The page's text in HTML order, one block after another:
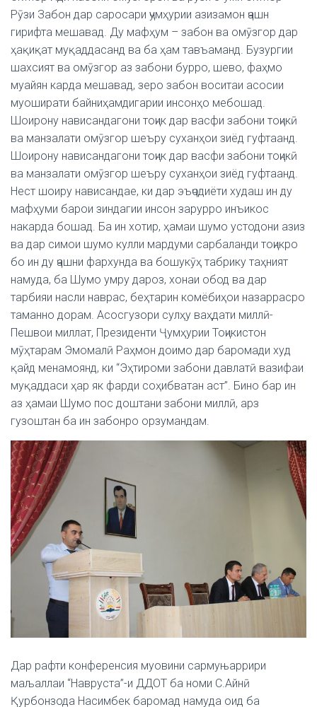
Рӯзи Забон дар саросари ҷумҳурии азизамон ҷашн
гирифта мешавад. Ду мафҳум – забон ва омӯзгор дар
ҳақиқат муқаддасанд ва ба ҳам тавъаманд. Бузургии
шахсият ва омӯзгор аз забони бурро, шево, фаҳмо
муайян карда мешавад, зеро забон воситаи асосии
муоширати байниҳамдигарии инсонҳо мебошад.
Шоирону нависандагони тоҷик дар васфи забони тоҷикӣ
ва манзалати омӯзгор шеъру суханҳои зиёд гуфтаанд.
Шоирону нависандагони тоҷик дар васфи забони тоҷикӣ
ва манзалати омӯзгор шеъру суханҳои зиёд гуфтаанд.
Нест шоиру нависандае, ки дар эъҷодиёти худаш ин ду
мафҳуми барои зиндагии инсон зарурро инъикос
накарда бошад. Ба ин хотир, ҳамаи шумо устодони азиз
ва дар симои шумо кулли мардуми сарбаланди тоҷикро
бо ин ду ҷашни фархунда ва бошукӯҳ табрику таҳният
намуда, ба Шумо умру дароз, хонаи обод ва дар
тарбияи насли наврас, беҳтарин комёбиҳои назаррасро
таманно дорам. Асосгузори сулҳу ваҳдати миллӣ-
Пешвои миллат, Президенти Ҷумҳурии Тоҷикистон
мӯҳтарам Эмомалӣ Раҳмон доимо дар баромади худ
қайд менамоянд, ки “Эҳтироми забони давлатӣ вазифаи
муқаддаси ҳар як фарди соҳибватан аст”. Бино бар ин
аз ҳамаи Шумо пос доштани забони миллӣ, арз
гузоштан ба ин забонро орзумандам.
Дар рафти конференсия муовини сармуњаррири
маљаллаи “Навруста”-и ДДОТ ба номи С.Айнӣ
Қурбонзода Насимбек баромад намуда оид ба